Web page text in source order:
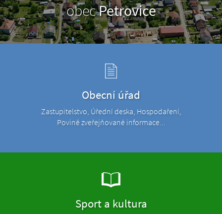
obecPetrovice
Obecní úřad
Zastupitelstvo, Úřední deska, Hospodaření,
Povině zveřejňované informace...
Sport a kultura